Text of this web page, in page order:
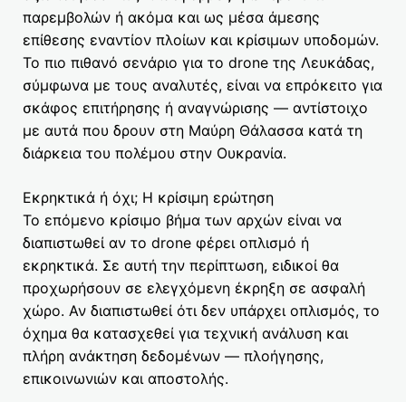
παρεμβολών ή ακόμα και ως μέσα άμεσης
επίθεσης εναντίον πλοίων και κρίσιμων υποδομών.
Το πιο πιθανό σενάριο για το drone της Λευκάδας,
σύμφωνα με τους αναλυτές, είναι να επρόκειτο για
σκάφος επιτήρησης ή αναγνώρισης — αντίστοιχο
με αυτά που δρουν στη Μαύρη Θάλασσα κατά τη
διάρκεια του πολέμου στην Ουκρανία.
Εκρηκτικά ή όχι; Η κρίσιμη ερώτηση
Το επόμενο κρίσιμο βήμα των αρχών είναι να
διαπιστωθεί αν το drone φέρει οπλισμό ή
εκρηκτικά. Σε αυτή την περίπτωση, ειδικοί θα
προχωρήσουν σε ελεγχόμενη έκρηξη σε ασφαλή
χώρο. Αν διαπιστωθεί ότι δεν υπάρχει οπλισμός, το
όχημα θα κατασχεθεί για τεχνική ανάλυση και
πλήρη ανάκτηση δεδομένων — πλοήγησης,
επικοινωνιών και αποστολής.